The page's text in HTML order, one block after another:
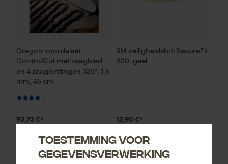
Oregon voordelset
ControlCut met zaagblad
en 4 zaagkettingen 325", 1.6
mm, 45 cm
93,73 €*
3M veiligheidsbril SecureFit
400, geel
12,90 €*
Toestemming voor
gegevensverwerking